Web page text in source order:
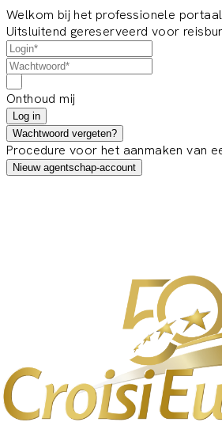
Welkom bij het professionele
Uitsluitend gereserveerd voor
Onthoud mij
Log in
Wachtwoord vergeten?
Procedure voor het aanmaken van
Nieuw agentschap-account